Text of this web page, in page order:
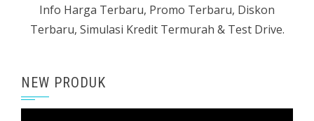
Info Harga Terbaru, Promo Terbaru, Diskon
Terbaru, Simulasi Kredit Termurah & Test Drive.
NEW PRODUK